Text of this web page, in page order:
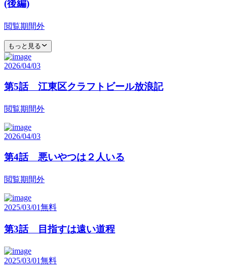
(後編)
閲覧期間外
もっと見る
2026/04/03
第5話 江東区クラフトビール放浪記
閲覧期間外
2026/04/03
第4話 悪いやつは２人いる
閲覧期間外
2025/03/01無料
第3話 目指すは遠い道程
2025/03/01無料